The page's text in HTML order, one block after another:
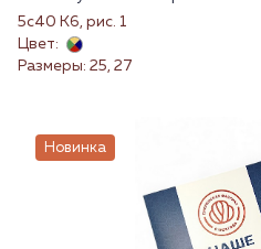
5с40 К6, рис. 1
Цвет:
Размеры: 25, 27
Новинка